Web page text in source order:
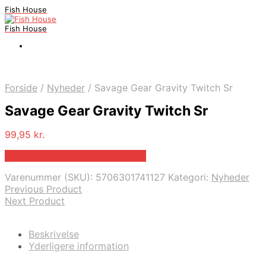
Fish House
Fish House
Forside / Nyheder / Savage Gear Gravity Twitch Sr
Savage Gear Gravity Twitch Sr
99,95 kr.
Varenummer (SKU): 5706301741127 Kategori: Nyheder
Previous Product
Next Product
Beskrivelse
Yderligere information